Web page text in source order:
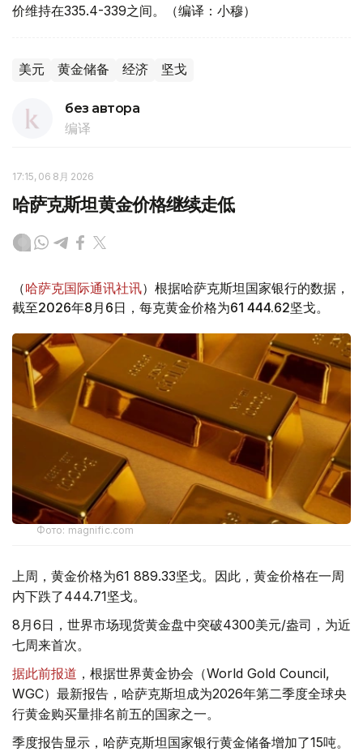
价维持在335.4-339之间。（编译：小穆）
美元 黄金储备 经济 坚戈
без автора
编译
17:15, 06 8月 2026
哈萨克斯坦黄金价格继续走低
（哈萨克国际通讯社讯）根据哈萨克斯坦国家银行的数据，
截至2026年8月6日，每克黄金价格为61 444.62坚戈。
Фото: magnific.com
上周，黄金价格为61 889.33坚戈。因此，黄金价格在一周
内下跌了444.71坚戈。
8月6日，世界市场现货黄金盘中突破4300美元/盎司，为近
七周来首次。
据此前报道 ，根据世界黄金协会（World Gold Council,
WGC）最新报告，哈萨克斯坦成为2026年第二季度全球央
行黄金购买量排名前五的国家之一。
季度报告显示，哈萨克斯坦国家银行黄金储备增加了15吨。